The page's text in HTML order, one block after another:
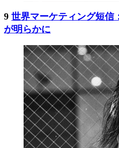
9 世界マーケティング短信
が明らかに